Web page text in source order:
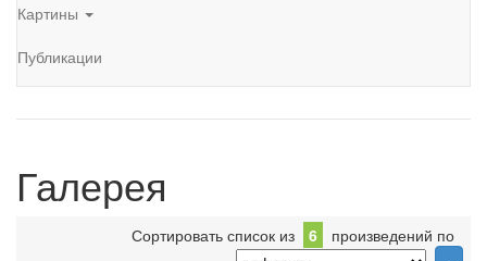
Картины
Публикации
Галерея
Сортировать список из 6 произведений по